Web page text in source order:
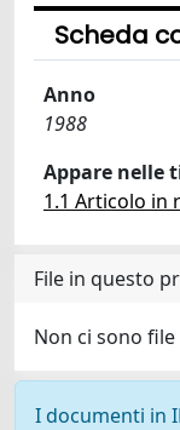
Scheda
Anno
1988
Appare nelle
1.1 Articolo in
File in questo
Non ci sono
I documenti in